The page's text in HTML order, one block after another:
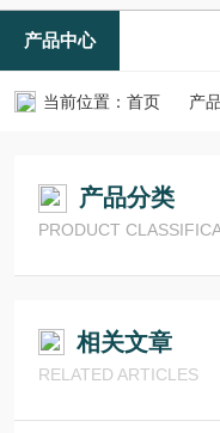
产品中心
当前位置： 首页 产
产品分类
PRODUCT
相关文章
RELATED ARTICLES